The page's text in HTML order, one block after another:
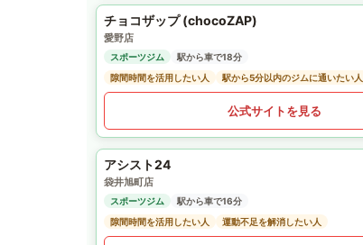
チョコザップ (chocoZAP)
愛野店
スポーツジム
駅から車で18分
隙間時間を活用したい人
駅から5分以内のジムに通いたい人
公式サイトを見る
アシスト24
袋井旭町店
スポーツジム
駅から車で16分
隙間時間を活用したい人
運動不足を解消したい人